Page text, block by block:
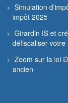
Simulation
impôt 2025
Girardin IS et
défiscaliser votre
Zoom sur la loi
ancien